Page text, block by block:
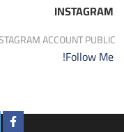
INSTAGRAM
ACCOUNT PUBLIC
Follow Me!